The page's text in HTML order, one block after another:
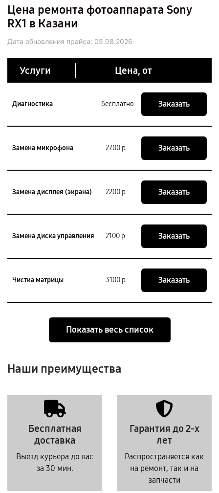
Цена ремонта фотоаппарата Sony
RX1 в Казани
Дата обновления прайса: 05.08.2026
Услуги Цена, от
Диагностика бесплатно Заказать
Замена микрофона 2700 р Заказать
Замена дисплея (экрана) 2200 р Заказать
Замена диска управления 2100 р Заказать
Чистка матрицы 3100 р Заказать
Показать весь список
Наши преимущества
Бесплатная
доставка
Выезд курьера до вас
за 30 мин.
Гарантия до 2-х
лет
Распространяется как
на ремонт, так и на
запчасти